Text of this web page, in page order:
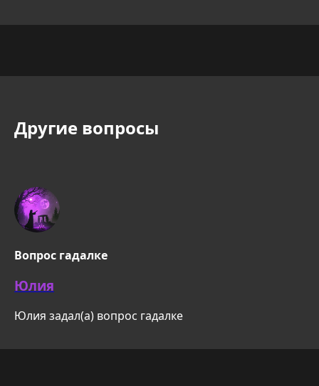
Другие вопросы
Вопрос гадалке
Юлия
Юлия задал(а) вопрос гадалке